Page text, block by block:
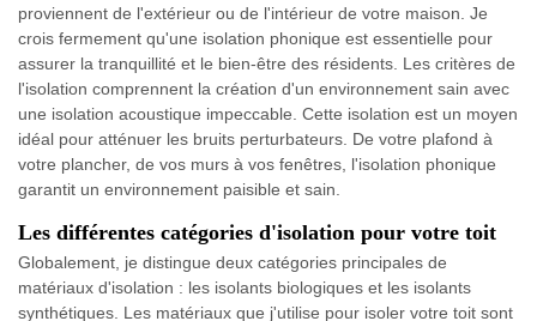
proviennent de l'extérieur ou de l'intérieur de votre maison. Je
crois fermement qu'une isolation phonique est essentielle pour
assurer la tranquillité et le bien-être des résidents. Les critères de
l'isolation comprennent la création d'un environnement sain avec
une isolation acoustique impeccable. Cette isolation est un moyen
idéal pour atténuer les bruits perturbateurs. De votre plafond à
votre plancher, de vos murs à vos fenêtres, l'isolation phonique
garantit un environnement paisible et sain.
Les différentes catégories d'isolation pour votre toit
Globalement, je distingue deux catégories principales de
matériaux d'isolation : les isolants biologiques et les isolants
synthétiques. Les matériaux que j'utilise pour isoler votre toit sont